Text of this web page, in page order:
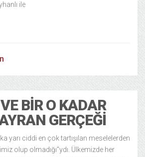
ile
BIR O KADAR
GERÇEĞI
yarı ciddi en çok tartışılan meselelerden
olup olmadığı”ydı. Ülkemizde her